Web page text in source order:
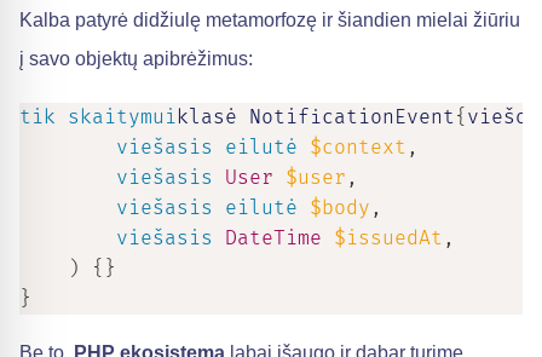
Kalba patyrė didžiulę metamorfozę ir šiandien mielai žiūriu
į savo objektų apibrėžimus:
tik skaitymuiklasė NotificationEvent{
viešasis
eilutė $context ,
viešasis
User $user ,
viešasis
eilutė $body ,
viešasis
DateTime $issuedAt ,
)
{ }
}
Be to, PHP ekosistema labai išaugo ir dabar turime